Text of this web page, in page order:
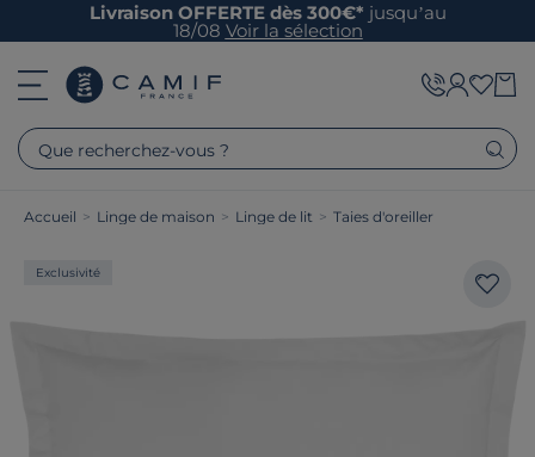
Livraison OFFERTE dès 300€* jusqu’au
18/08 Voir la sélection
Que recherchez-vous ?
Accueil > Linge de maison > Linge de lit > Taies d'oreiller
Exclusivité